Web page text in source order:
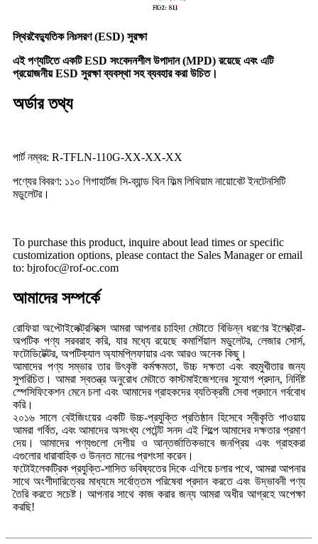
স্থিরবৈদ্যুতিক নিঃসরণ (ESD) সুরক্ষা
এই পণ্যটিতে একটি ESD সংবেদনশীল উপাদান (MPD) রয়েছে এবং এটি
প্রয়োজনীয় ESD সুরক্ষা ব্যবস্থা সহ ব্যবহার করা উচিত।
অর্ডার তথ্য
পার্ট নম্বর: R-TFLN-110G-XX-XX-XX
পণ্যের বিবরণ: ১১০ গিগাহার্টজ সি-ব্যান্ড থিন ফিল্ম লিথিয়াম নায়োবেট ইনটেনসিটি
মডুলেটর।
To purchase this product, inquire about lead times or specific
customization options, please contact the Sales Manager or email
to: bjrofoc@rof-oc.com
আমাদের সম্পর্কে
রোফিয়া অপ্টোইলেক্ট্রনিক্সে আমরা আপনার চাহিদা মেটাতে বিভিন্ন ধরণের ইলেক্ট্রো-
অপটিক পণ্য সরবরাহ করি, যার মধ্যে রয়েছে কমার্শিয়াল মডুলেটর, লেজার সোর্স,
ফটোডিটেক্টর, অপটিক্যাল অ্যামপ্লিফায়ার এবং আরও অনেক কিছু।
আমাদের পণ্য সম্ভার তার উৎকৃষ্ট কর্মক্ষমতা, উচ্চ দক্ষতা এবং বহুমুখীতার জন্য
সুপরিচিত। আমরা স্বতন্ত্র অনুরোধ মেটাতে কাস্টমাইজেশনের সুযোগ প্রদান, নির্দিষ্ট
স্পেসিফিকেশন মেনে চলা এবং আমাদের গ্রাহকদের ব্যতিক্রমী সেবা প্রদানে গর্ববোধ
করি।
২০১৬ সালে বেইজিংয়ের একটি উচ্চ-প্রযুক্তি প্রতিষ্ঠান হিসেবে স্বীকৃতি পাওয়ায়
আমরা গর্বিত, এবং আমাদের অসংখ্য পেটেন্ট সনদ এই শিল্পে আমাদের দক্ষতার প্রমাণ
দেয়। আমাদের পণ্যগুলো দেশীয় ও আন্তর্জাতিকভাবে জনপ্রিয় এবং গ্রাহকরা
এগুলোর ধারাবাহিক ও উন্নত মানের প্রশংসা করেন।
ফটোইলেকট্রিক প্রযুক্তি-শাসিত ভবিষ্যতের দিকে এগিয়ে চলার পথে, আমরা আপনার
সাথে অংশীদারিত্বের মাধ্যমে সর্বোত্তম পরিষেবা প্রদান করতে এবং উদ্ভাবনী পণ্য
তৈরি করতে সচেষ্ট। আপনার সাথে কাজ করার জন্য আমরা অধীর আগ্রহে অপেক্ষা
করছি!